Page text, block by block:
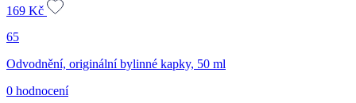
169 Kč
65
Odvodnění, originální bylinné kapky, 50 ml
0 hodnocení